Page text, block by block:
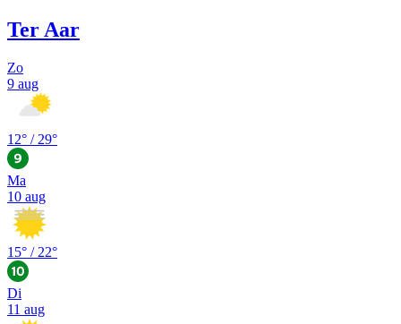
Ter Aar
Zo
9 aug
12° / 29°
Ma
10 aug
15° / 22°
Di
11 aug